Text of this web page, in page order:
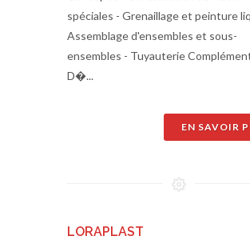
spéciales - Grenaillage et peinture
Assemblage d'ensembles et sous-
ensembles - Tuyauterie
D�...
EN SAVOIR
LORAPLAST